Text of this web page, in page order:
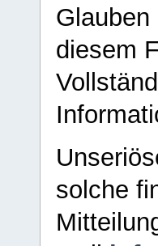
diesem
solche